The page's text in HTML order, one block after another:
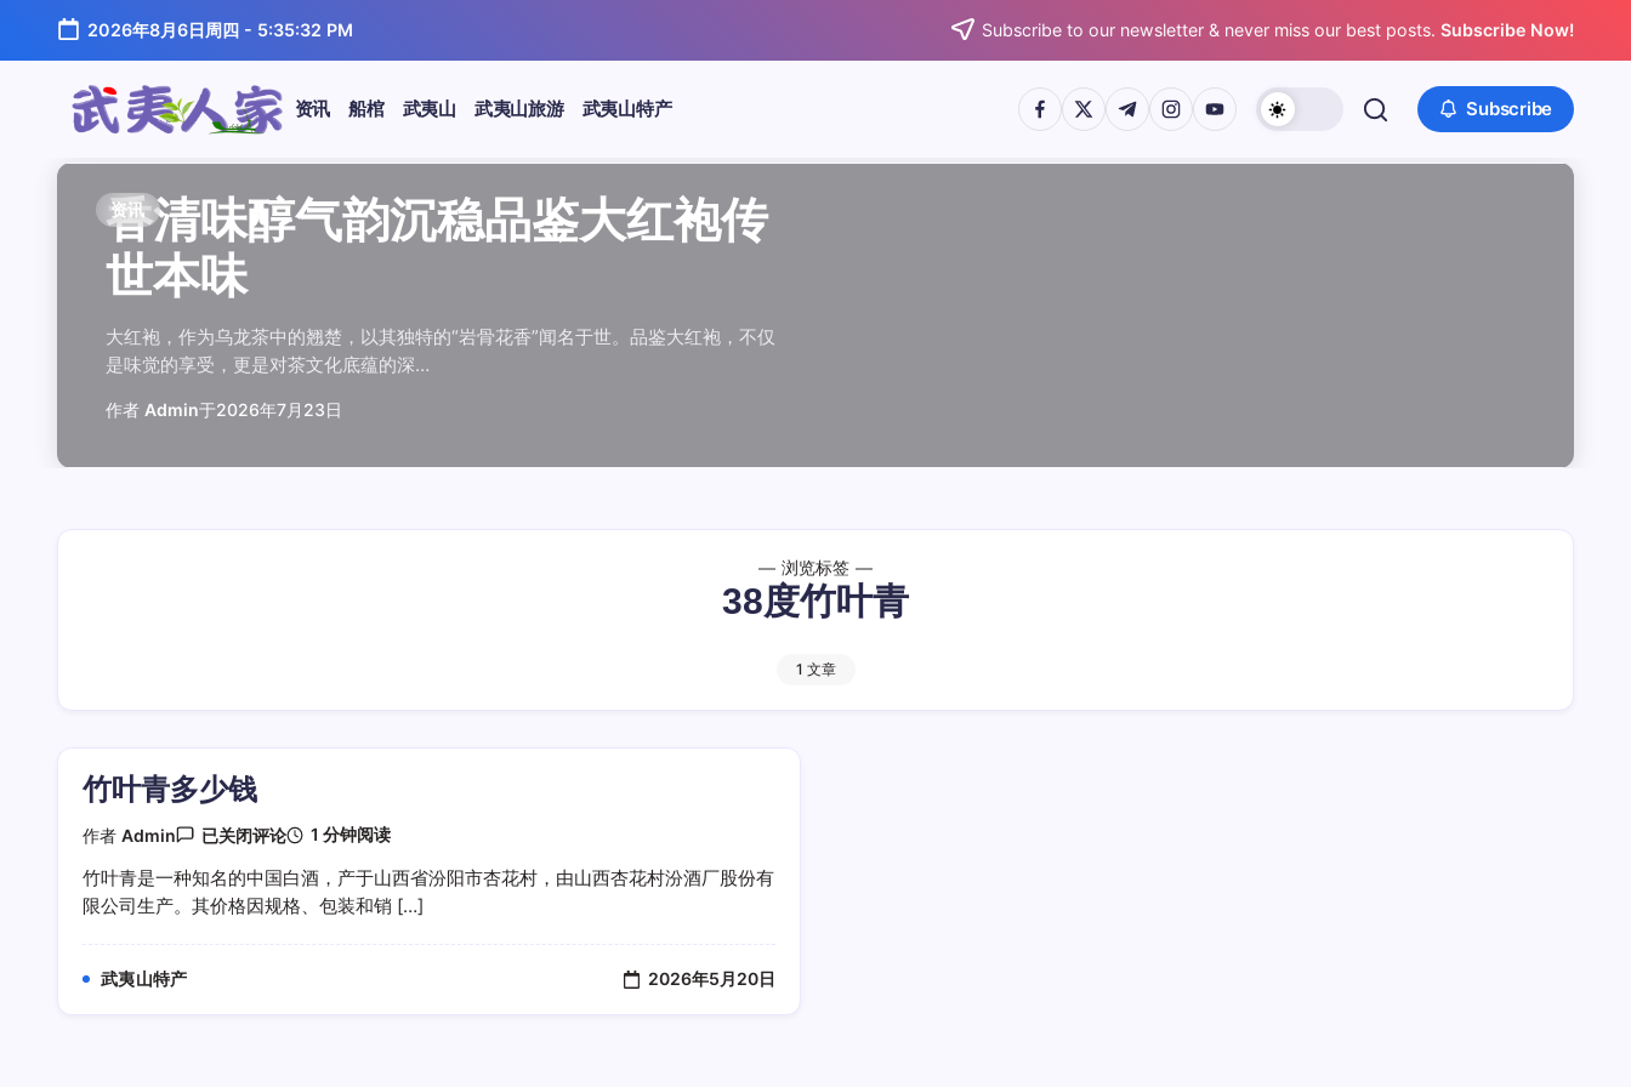
正
2026年8月6日周四- 5:35:32 PM Subscribe to our newsletter & never miss our best posts. Subscribe Now!
武
夷
资讯 船棺 武夷山 武夷山旅游 武夷山特产 https://www.facebook.com/
https://twitter.com/
https://t.me/
https://www.instagram.com/
https://youtube.com/ Subscribe
资讯
闲煮岩茶慢时光细品肉桂水仙大
红袍雅韵
在喧嚣的都市生活中，寻一处静谧，煮一壶岩茶，让时光慢下来。岩茶，产自福建武
夷山，因生长在岩石缝隙中而得名，其独…
作者 Admin于2026年7月24日
资讯
香清味醇气韵沉稳品鉴大红袍传
世本味
大红袍，作为乌龙茶中的翘楚，以其独特的“岩骨花香”闻名于世。品鉴大红袍，不仅
是味觉的享受，更是对茶文化底蕴的深…
作者 Admin于2026年7月23日
资讯
汤水顺滑底蕴绵长品鉴武夷水仙
温润质感
武夷水仙，作为乌龙茶中的经典品种，以其汤水顺滑、底蕴绵长而备受茶客青睐。品
鉴这款茶，仿佛在品味一段悠长的岁月，…
作者 Admin于2026年7月22日
资讯
唇齿留香久久不散品鉴武夷肉桂
独特魅力
武夷岩茶，素有“岩骨花香”之誉，而肉桂更是其中翘楚。其名源于香叶似肉桂，更因
其茶汤入口后，唇齿留香久久不散，令…
作者 Admin于2026年7月21日
资讯
岩韵浓淡各不同三款经典岩茶对
比品鉴
岩茶，作为乌龙茶中的瑰宝，以其独特的“岩韵”闻名于世。所谓岩韵，是茶叶在武夷
山丹霞地貌中吸收岩石矿物精华后形成…
作者 Admin于2026年7月20日
资讯
观汤色赏叶底全面品鉴肉桂水仙
大红袍
品鉴武夷岩茶，观汤色与赏叶底是关键环节。肉桂、水仙、大红袍作为岩茶代表，其
汤色与叶底各具特色，折射出工艺与山场…
作者 Admin于2026年7月19日
资讯
闲煮岩茶慢时光细品肉桂水仙大
红袍雅韵
在喧嚣的都市生活中，寻一处静谧，煮一壶岩茶，让时光慢下来。岩茶，产自福建武
夷山，因生长在岩石缝隙中而得名，其独…
作者 Admin于2026年7月24日
资讯
香清味醇气韵沉稳品鉴大红袍传
世本味
大红袍，作为乌龙茶中的翘楚，以其独特的“岩骨花香”闻名于世。品鉴大红袍，不仅
是味觉的享受，更是对茶文化底蕴的深…
作者 Admin于2026年7月23日
资讯汤水顺滑底蕴绵长品鉴武夷水仙
温润质感
武夷水仙，作为乌龙茶中的经典品种，以其汤水顺滑、底蕴绵长而备受茶客青睐。品
鉴这款茶，仿佛在品味一段悠长的岁月，…
Admin于2026年7月22日
资讯唇齿留香久久不散品鉴武夷肉桂
独特魅力
武夷岩茶，素有“岩骨花香”之誉，而肉桂更是其中翘楚。其名源于香叶似肉桂，更因
其茶汤入口后，唇齿留香久久不散，令…
Admin于2026年7月21日
资讯岩韵浓淡各不同三款经典岩茶对
比品鉴
岩茶，作为乌龙茶中的瑰宝，以其独特的“岩韵”闻名于世。所谓岩韵，是茶叶在武夷
山丹霞地貌中吸收岩石矿物精华后形成…
Admin于2026年7月20日
资讯观汤色赏叶底全面品鉴肉桂水仙
大红袍
品鉴武夷岩茶，观汤色与赏叶底是关键环节。肉桂、水仙、大红袍作为岩茶代表，其
汤色与叶底各具特色，折射出工艺与山场…
Admin于2026年7月19日
资讯闲煮岩茶慢时光细品肉桂水仙大
红袍雅韵
在喧嚣的都市生活中，寻一处静谧，煮一壶岩茶，让时光慢下来。岩茶，产自福建武
夷山，因生长在岩石缝隙中而得名，其独…
Admin于2026年7月24日
资讯香清味醇气韵沉稳品鉴大红袍传
世本味
大红袍，作为乌龙茶中的翘楚，以其独特的“岩骨花香”闻名于世。品鉴大红袍，不仅
是味觉的享受，更是对茶文化底蕴的深…
Admin于2026年7月23日
资讯汤水顺滑底蕴绵长品鉴武夷水仙
温润质感
武夷水仙，作为乌龙茶中的经典品种，以其汤水顺滑、底蕴绵长而备受茶客青睐。品
鉴这款茶，仿佛在品味一段悠长的岁月，…
Admin于2026年7月22日
资讯唇齿留香久久不散品鉴武夷肉桂
独特魅力
武夷岩茶，素有“岩骨花香”之誉，而肉桂更是其中翘楚。其名源于香叶似肉桂，更因
其茶汤入口后，唇齿留香久久不散，令…
Admin于2026年7月21日
资讯岩韵浓淡各不同三款经典岩茶对
比品鉴
岩茶，作为乌龙茶中的瑰宝，以其独特的“岩韵”闻名于世。所谓岩韵，是茶叶在武夷
山丹霞地貌中吸收岩石矿物精华后形成…
Admin于2026年7月20日
资讯观汤色赏叶底全面品鉴肉桂水仙
大红袍
品鉴武夷岩茶，观汤色与赏叶底是关键环节。肉桂、水仙、大红袍作为岩茶代表，其
汤色与叶底各具特色，折射出工艺与山场…
Admin于2026年7月19日
浏览标签
38度竹叶青
1 文章
竹叶青多少钱
作者 Admin
竹
青
多
少
已关闭评论 1 分钟阅读
竹叶青是一种知名的中国白酒，产于山西省汾阳市杏花村，由山西杏花村汾酒厂股份有
限公司生产。其价格因规格、包装和销 […]
武夷山特产 2026年5月20日